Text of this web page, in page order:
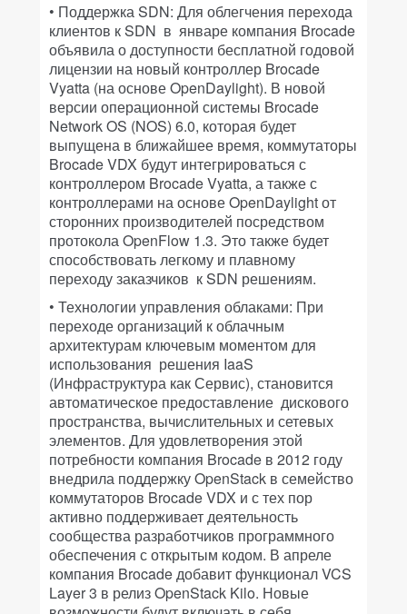
• Поддержка SDN: Для облегчения перехода
клиентов к SDN в январе компания Brocade
объявила о доступности бесплатной годовой
лицензии на новый контроллер Brocade
Vyatta (на основе OpenDaylight). В новой
версии операционной системы Brocade
Network OS (NOS) 6.0, которая будет
выпущена в ближайшее время, коммутаторы
Brocade VDX будут интегрироваться с
контроллером Brocade Vyatta, а также с
контроллерами на основе OpenDaylight от
сторонних производителей посредством
протокола OpenFlow 1.3. Это также будет
способствовать легкому и плавному
переходу заказчиков к SDN решениям.
• Технологии управления облаками: При
переходе организаций к облачным
архитектурам ключевым моментом для
использования решения IaaS
(Инфраструктура как Сервис), становится
автоматическое предоставление дискового
пространства, вычислительных и сетевых
элементов. Для удовлетворения этой
потребности компания Brocade в 2012 году
внедрила поддержку OpenStack в семейство
коммутаторов Brocade VDX и с тех пор
активно поддерживает деятельность
сообщества разработчиков программного
обеспечения с открытым кодом. В апреле
компания Brocade добавит функционал VCS
Layer 3 в релиз OpenStack Kilo. Новые